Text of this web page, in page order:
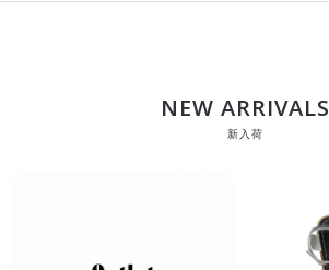
NEW ARRIVALS
新入荷